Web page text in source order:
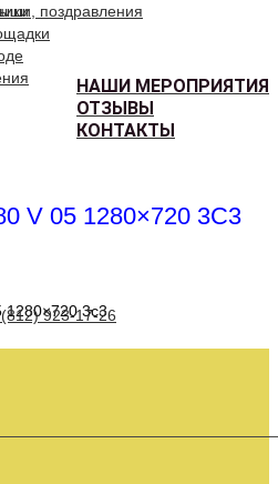
поздравления
НАШИ МЕРОПРИЯТИЯ
ОТЗЫВЫ
КОНТАКТЫ
V 05 1280×720 3C3
1280×720 3c3
923-17-26